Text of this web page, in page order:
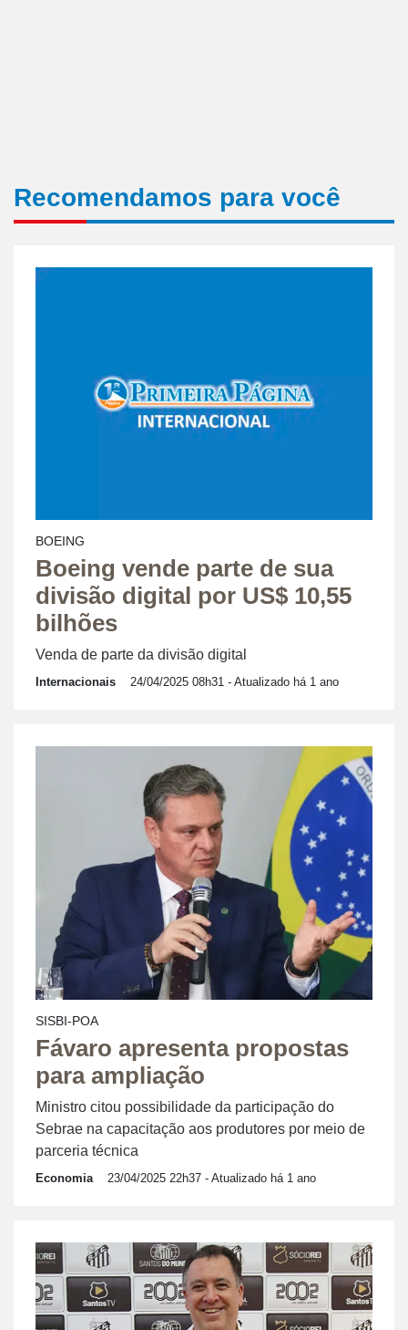
Recomendamos para você
BOEING
Boeing vende parte de sua
divisão digital por US$ 10,55
bilhões
Venda de parte da divisão digital
Internacionais 24/04/2025 08h31 - Atualizado há 1 ano
SISBI-POA
Fávaro apresenta propostas
para ampliação
Ministro citou possibilidade da participação do
Sebrae na capacitação aos produtores por meio de
parceria técnica
Economia 23/04/2025 22h37 - Atualizado há 1 ano